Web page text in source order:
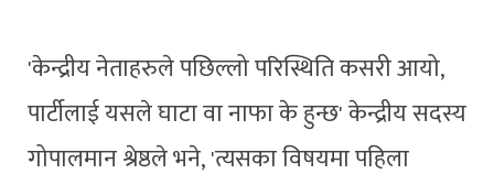
'केन्द्रीय नेताहरुले पछिल्लो परिस्थिति कसरी आयो,
पार्टीलाई यसले घाटा वा नाफा के हुन्छ' केन्द्रीय सदस्य
गोपालमान श्रेष्ठले भने, 'त्यसका विषयमा पहिला